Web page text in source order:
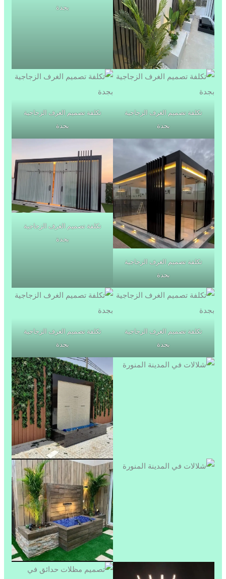
بجدة
تكلفة تصميم الغرف الزجاجية
بجدة
تكلفة تصميم الغرف الزجاجية
بجدة
تكلفة تصميم الغرف الزجاجية
بجدة
تكلفة تصميم الغرف الزجاجية
بجدة
تكلفة تصميم الغرف الزجاجية
بجدة
تكلفة تصميم الغرف الزجاجية
بجدة